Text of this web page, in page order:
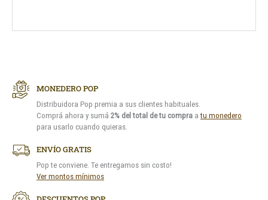
MONEDERO POP
Distribuidora Pop premia a sus clientes habituales.
Comprá ahora y sumá 2% del total de tu compra atu monedero
para usarlo cuando quieras.
ENVÍO GRATIS
Pop te conviene. Te entregamos sin costo!
Ver montos mínimos